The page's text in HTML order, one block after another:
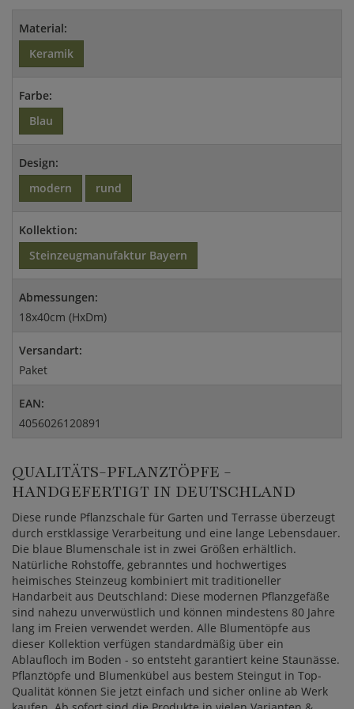
Material:
Keramik
Farbe:
Blau
Design:
modern
rund
Kollektion:
Steinzeugmanufaktur Bayern
Abmessungen:
18x40cm (HxDm)
Versandart:
Paket
EAN:
4056026120891
QUALITÄTS-PFLANZTÖPFE -
HANDGEFERTIGT IN DEUTSCHLAND
Diese runde Pflanzschale für Garten und Terrasse überzeugt
durch erstklassige Verarbeitung und eine lange Lebensdauer.
Die blaue Blumenschale ist in zwei Größen erhältlich.
Natürliche Rohstoffe, gebranntes und hochwertiges
heimisches Steinzeug kombiniert mit traditioneller
Handarbeit aus Deutschland: Diese modernen Pflanzgefäße
sind nahezu unverwüstlich und können mindestens 80 Jahre
lang im Freien verwendet werden. Alle Blumentöpfe aus
dieser Kollektion verfügen standardmäßig über ein
Ablaufloch im Boden - so entsteht garantiert keine Staunässe.
Pflanztöpfe und Blumenkübel aus bestem Steingut in Top-
Qualität können Sie jetzt einfach und sicher online ab Werk